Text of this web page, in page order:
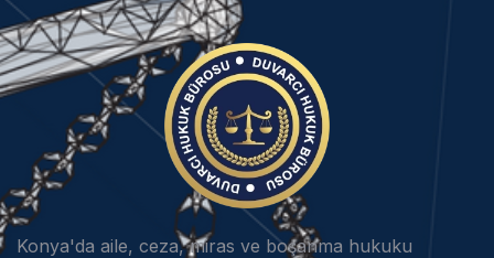
Konya'da aile, ceza, miras ve boşanma hukuku